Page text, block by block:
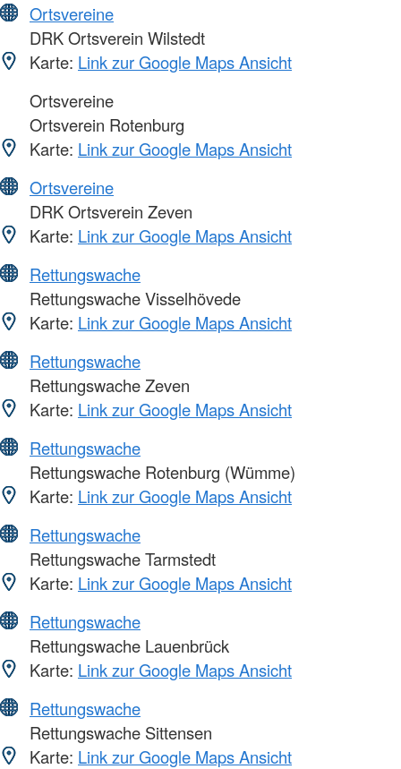
Ortsvereine
DRK Ortsverein Wilstedt
Karte: Link zur Google Maps Ansicht
Ortsvereine
Ortsverein Rotenburg
Karte: Link zur Google Maps Ansicht
Ortsvereine
DRK Ortsverein Zeven
Karte: Link zur Google Maps Ansicht
Rettungswache
Rettungswache Visselhövede
Karte: Link zur Google Maps Ansicht
Rettungswache
Rettungswache Zeven
Karte: Link zur Google Maps Ansicht
Rettungswache
Rettungswache Rotenburg (Wümme)
Karte: Link zur Google Maps Ansicht
Rettungswache
Rettungswache Tarmstedt
Karte: Link zur Google Maps Ansicht
Rettungswache
Rettungswache Lauenbrück
Karte: Link zur Google Maps Ansicht
Rettungswache
Rettungswache Sittensen
Karte: Link zur Google Maps Ansicht